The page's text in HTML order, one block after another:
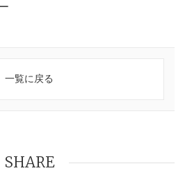
一覧に戻る
SHARE